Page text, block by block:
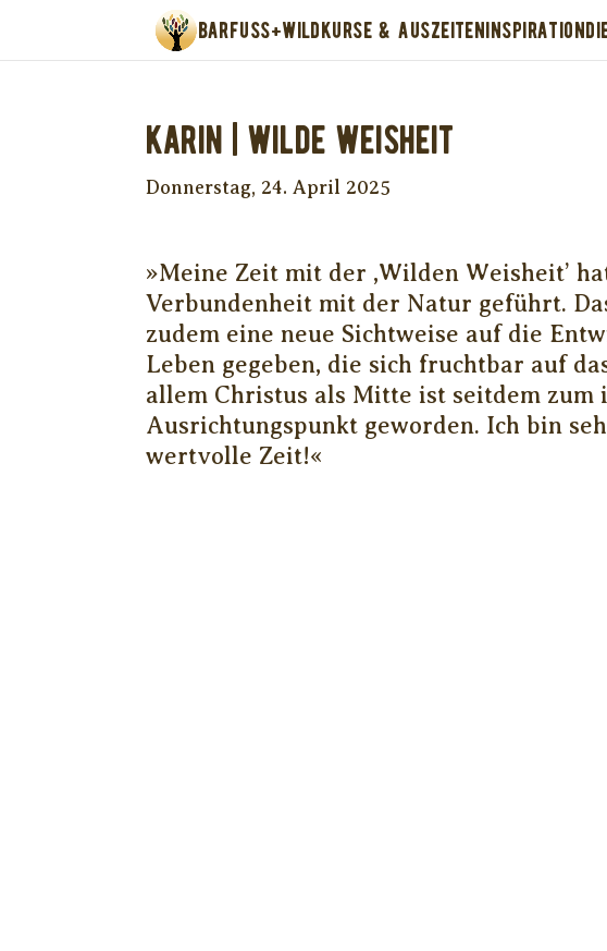
BARFUSS+WILDKURSE & AUSZEITENINSPIRATION
Karin | Wilde Weisheit
Donnerstag, 24. April 2025
»Meine Zeit mit der ,Wilden Weisheit’
Verbundenheit mit der Natur geführt.
zudem eine neue Sichtweise auf die
Leben gegeben, die sich fruchtbar auf
allem Christus als Mitte ist seitdem zum
Ausrichtungspunkt geworden. Ich bin
wertvolle Zeit!«